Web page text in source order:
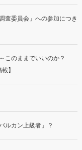
査委員会」への参加につき
このままでいいのか？
】
ルカン上級者」？